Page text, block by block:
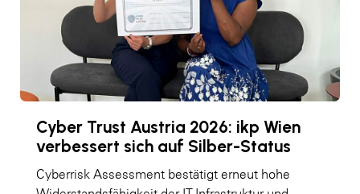
Cyber Trust Austria 2026: ikp Wien
verbessert sich auf Silber-Status
Cyberrisk Assessment bestätigt erneut hohe